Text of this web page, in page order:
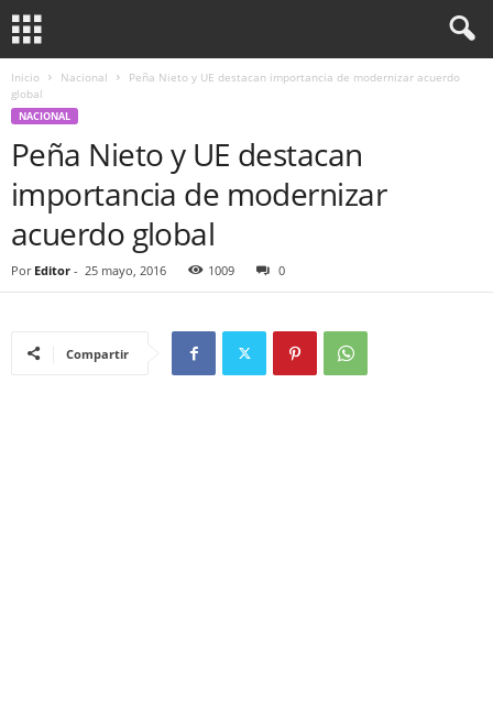
Inicio Nacional
Peña Nieto y UE destacan importancia de modernizar acuerdo
global
NACIONAL
Peña Nieto y UE destacan
importancia de modernizar
acuerdo global
Por Editor - 25 mayo, 2016 1009 0
Compartir